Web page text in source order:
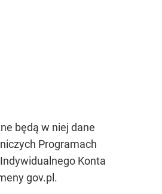
będą w niej dane
Programach
Konta
gov.pl.